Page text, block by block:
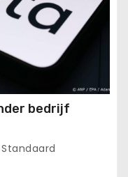
bedrijf